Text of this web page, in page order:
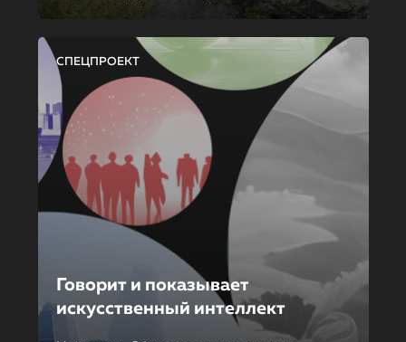
СПЕЦПРОЕКТ
Говорит и показывает
искусственный интеллект